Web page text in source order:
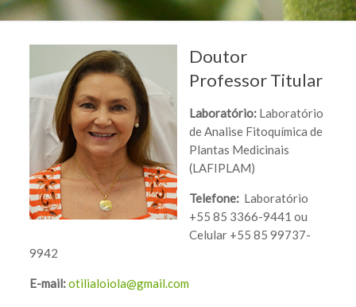
Doutor
Professor Titular
Laboratório: Laboratório
de Analise Fitoquímica de
Plantas Medicinais
(LAFIPLAM)
Telefone: Laboratório
+55 85 3366-9441 ou
Celular +55 85 99737-
9942
E-mail:otilialoiola@gmail.com